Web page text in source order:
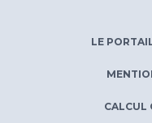
LE
CALCUL